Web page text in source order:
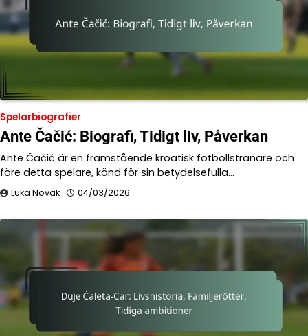
Spelarbiografier
Ante Čačić: Biografi, Tidigt liv, Påverkan
Ante Čačić är en framstående kroatisk fotbollstränare och
före detta spelare, känd för sin betydelsefulla…
Luka Novak 04/03/2026